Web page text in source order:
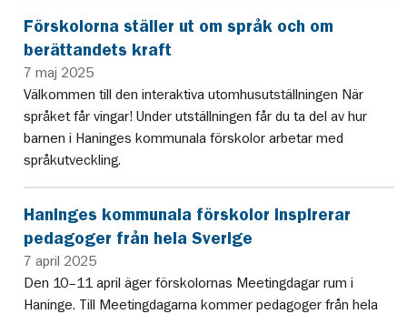
Förskolorna ställer ut om språk och om
berättandets kraft
7 maj 2025
Välkommen till den interaktiva utomhusutställningen När
språket får vingar! Under utställningen får du ta del av hur
barnen i Haninges kommunala förskolor arbetar med
språkutveckling.
Haninges kommunala förskolor inspirerar
pedagoger från hela Sverige
7 april 2025
Den 10–11 april äger förskolornas Meetingdagar rum i
Haninge. Till Meetingdagarna kommer pedagoger från hela